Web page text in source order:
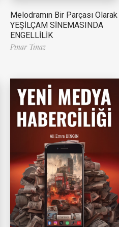
Melodramın Bir Parçası Olarak
YEŞİLÇAM SİNEMASINDA
ENGELLİLİK
Pınar Tınaz